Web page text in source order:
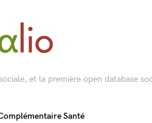
et la première open database
Santé